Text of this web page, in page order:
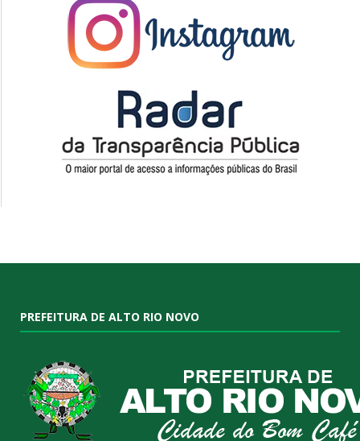
PREFEITURA DE ALTO RIO NOVO